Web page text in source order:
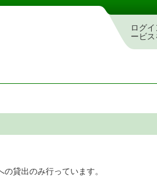
ム
ログ
ービス
貸出のみ行っています。